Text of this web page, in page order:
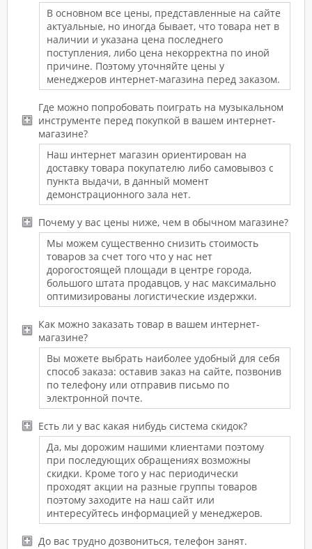
В основном все цены, представленные на сайте
актуальные, но иногда бывает, что товара нет в
наличии и указана цена последнего
поступления, либо цена некорректна по иной
причине. Поэтому уточняйте цены у
менеджеров интернет-магазина перед заказом.
Где можно попробовать поиграть на музыкальном
инструменте перед покупкой в вашем интернет-
магазине?
Наш интернет магазин ориентирован на
доставку товара покупателю либо самовывоз с
пункта выдачи, в данный момент
демонстрационного зала нет.
Почему у вас цены ниже, чем в обычном магазине?
Мы можем существенно снизить стоимость
товаров за счет того что у нас нет
дорогостоящей площади в центре города,
большого штата продавцов, у нас максимально
оптимизированы логистические издержки.
Как можно заказать товар в вашем интернет-
магазине?
Вы можете выбрать наиболее удобный для себя
способ заказа: оставив заказ на сайте, позвонив
по телефону или отправив письмо по
электронной почте.
Есть ли у вас какая нибудь система скидок?
Да, мы дорожим нашими клиентами поэтому
при последующих обращениях возможны
скидки. Кроме того у нас периодически
проходят акции на разные группы товаров
поэтому заходите на наш сайт или
интересуйтесь информацией у менеджеров.
До вас трудно дозвониться, телефон занят.